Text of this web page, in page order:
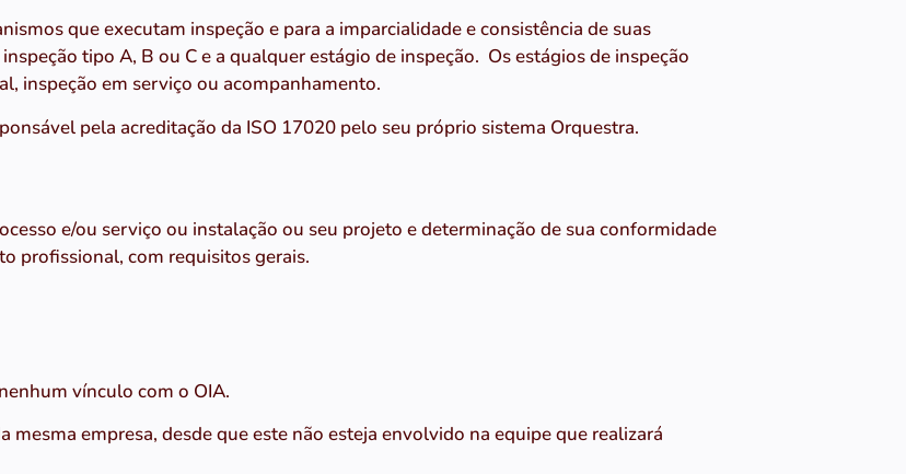
que executam inspeção e para a imparcialidade e consistência de suas
tipo A, B ou C e a qualquer estágio de inspeção. Os estágios de inspeção
inspeção em serviço ou acompanhamento.
pela acreditação da ISO 17020 pelo seu próprio sistema Orquestra.
e/ou serviço ou instalação ou seu projeto e determinação de sua conformidade
profissional, com requisitos gerais.
vínculo com o OIA.
mesma empresa, desde que este não esteja envolvido na equipe que realizará